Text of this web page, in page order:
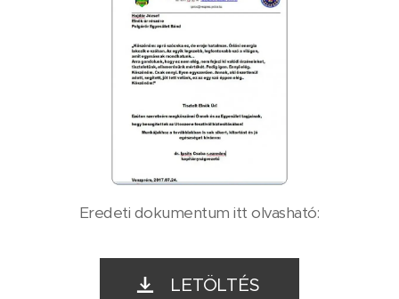
Eredeti dokumentum itt olvasható:
LETÖLTÉS